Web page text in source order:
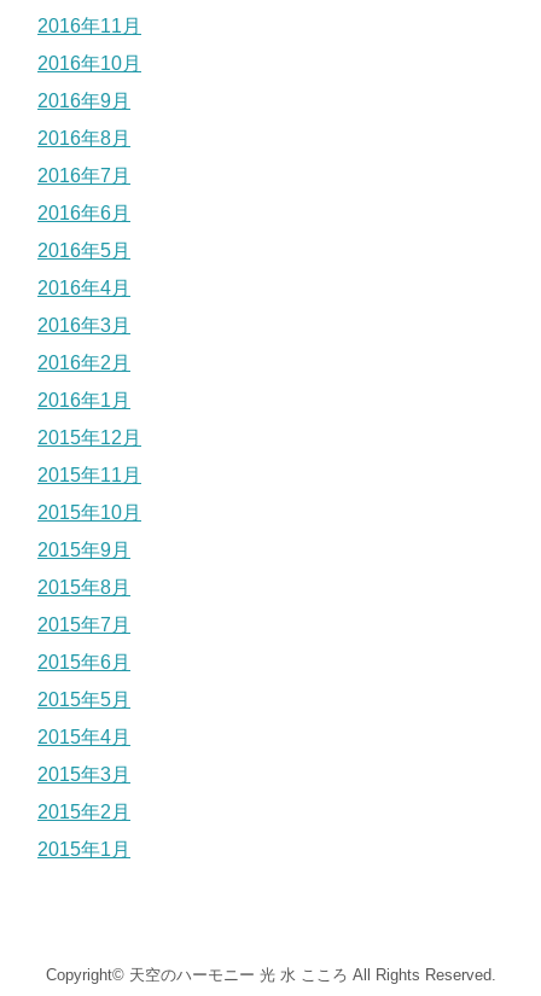
2016年11月
2016年10月
2016年9月
2016年8月
2016年7月
2016年6月
2016年5月
2016年4月
2016年3月
2016年2月
2016年1月
2015年12月
2015年11月
2015年10月
2015年9月
2015年8月
2015年7月
2015年6月
2015年5月
2015年4月
2015年3月
2015年2月
2015年1月
Copyright© 天空のハーモニー 光 水 こころ All Rights Reserved.